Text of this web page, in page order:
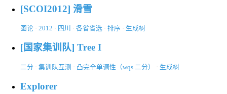
[SCOI2012] 滑雪
图论 · 2012 · 四川 · 各省省选 · 排序 · 生成树
[国家集训队] Tree I
二分 · 集训队互测 · 凸完全单调性（wqs 二分） · 生成树
Explorer